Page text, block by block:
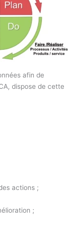
afin de
dispose de cette
actions ;
;